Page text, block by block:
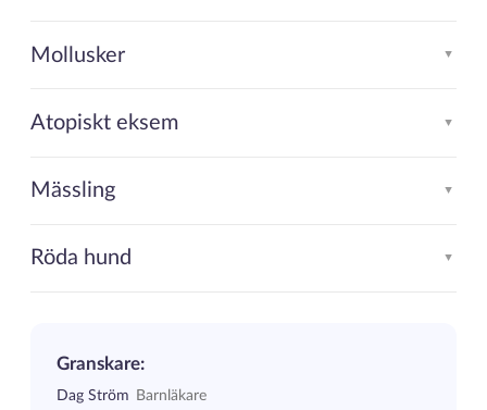
Mollusker ▲
Atopiskt eksem ▲
Mässling ▲
Röda hund ▲
Granskare:
Dag Ström Barnläkare